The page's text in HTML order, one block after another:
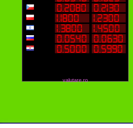
valutare.ro